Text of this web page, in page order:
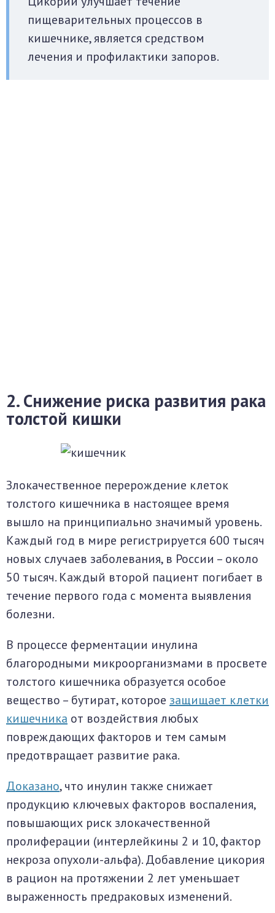
пищеварительных процессов в
кишечнике, является средством
лечения и профилактики запоров.
2. Снижение риска развития рака
толстой кишки
Злокачественное перерождение клеток
толстого кишечника в настоящее время
вышло на принципиально значимый уровень.
Каждый год в мире регистрируется 600 тысяч
новых случаев заболевания, в России – около
50 тысяч. Каждый второй пациент погибает в
течение первого года с момента выявления
болезни.
В процессе ферментации инулина
благородными микроорганизмами в просвете
толстого кишечника образуется особое
вещество – бутират, которое защищает клетки
кишечника от воздействия любых
повреждающих факторов и тем самым
предотвращает развитие рака.
Доказано, что инулин также снижает
продукцию ключевых факторов воспаления,
повышающих риск злокачественной
пролиферации (интерлейкины 2 и 10, фактор
некроза опухоли-альфа). Добавление цикория
в рацион на протяжении 2 лет уменьшает
выраженность предраковых изменений.